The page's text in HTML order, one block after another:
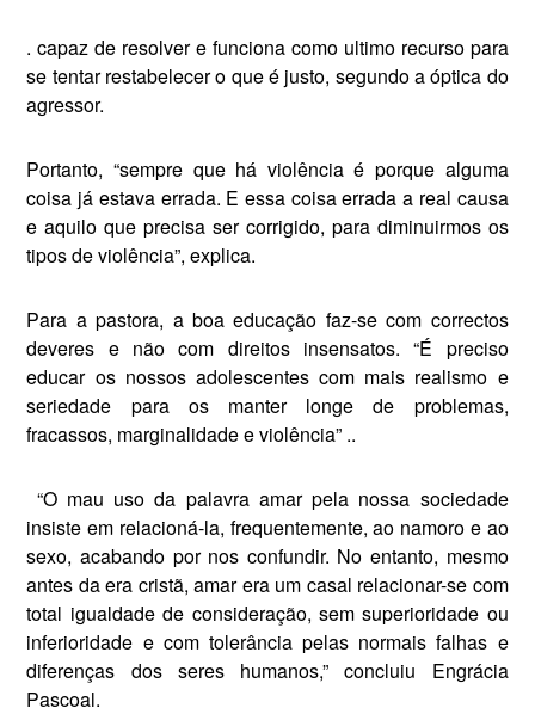
. capaz de resolver e funciona co­mo ultimo recurso para
se ten­tar restabelecer o que é justo, se­gundo a óptica do
agressor.
Portanto, “sempre que há vio­lência é porque alguma
coisa já es­tava errada. E essa coisa errada a real causa
e aquilo que precisa ser corrigido, para diminuirmos os
ti­pos de violência”, explica.
Para a pastora, a boa educação faz-se com correctos
deveres e não com direitos insensatos. “É preciso
educar os nossos adoles­centes com mais realismo e
serie­dade para os manter longe de pro­blemas,
fracassos, marginalidade e violência” ..
“O mau uso da palavra amar pe­la nossa sociedade
insiste em rela­cioná-la, frequentemente, ao na­moro e ao
sexo, acabando por nos confundir. No entanto, mesmo
an­tes da era cristã, amar era um casal relacionar-se com
total igualdade de consideração, sem superiorida­de ou
inferioridade e com tolerân­cia pelas normais falhas e
diferen­ças dos seres humanos,” concluiu Engrácia
Pascoal.